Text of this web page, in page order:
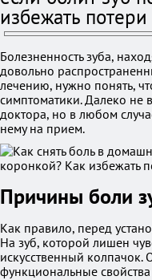
избежать
Болезненность зуба,
довольно
лечению, нужно понять,
симптоматики. Далеко не
доктора, но в любом
нему на прием.
Причины боли
Как правило, перед
На зуб, которой лишен
искусственный колпачок.
функциональные